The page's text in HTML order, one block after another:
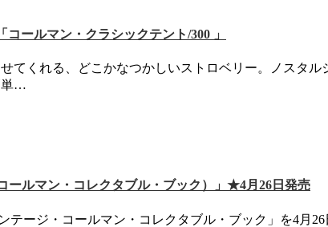
ールマン・クラシックテント/300 」
てくれる、どこかなつかしいストロベリー。ノスタ
単…
ールマン・コレクタブル・ブック）」★4月26日発売
ージ・コールマン・コレクタブル・ブック」を4月